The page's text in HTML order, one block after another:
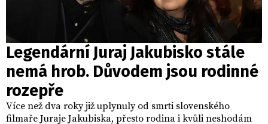
Legendární Juraj Jakubisko stále
nemá hrob. Důvodem jsou rodinné
rozepře
Více než dva roky již uplynuly od smrti slovenského
filmaře Juraje Jakubiska, přesto rodina i kvůli neshodám